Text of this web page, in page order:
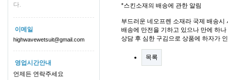
다.
이메일
highwavewetsuit@gmail.com
영업시간안내
언제든 연락주세요
*스킨소재의 배송에 관한 알림
부드러운 네오프렌 소재라 국제 배송
배송에 만전을 기하고 있으나 만에 하
상담 후 심한 구김으로 상품에 하자가
목록